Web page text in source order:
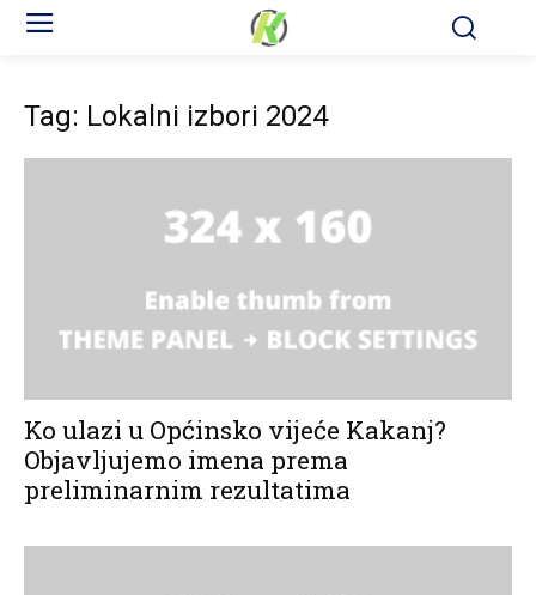
Tag: Lokalni izbori 2024
Ko ulazi u Općinsko vijeće Kakanj?
Objavljujemo imena prema
preliminarnim rezultatima